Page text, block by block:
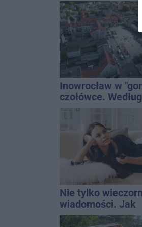
Inowrocław w
czołówce. Według
analizy Onetu
najbardziej
na upały
Nie tylko
wiadomości. Jak
mądrze korzystać z